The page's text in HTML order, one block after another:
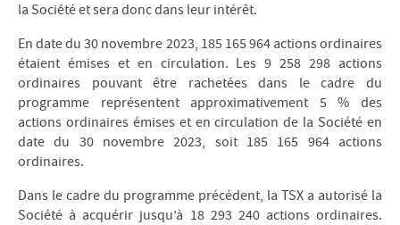
la Société et sera donc dans leur intérêt.
En date du 30 novembre 2023, 185 165 964 actions ordinaires
étaient émises et en circulation. Les 9 258 298 actions
ordinaires pouvant être rachetées dans le cadre du
programme représentent approximativement 5 % des
actions ordinaires émises et en circulation de la Société en
date du 30 novembre 2023, soit 185 165 964 actions
ordinaires.
Dans le cadre du programme précédent, la TSX a autorisé la
Société à acquérir jusqu’à 18 293 240 actions ordinaires.